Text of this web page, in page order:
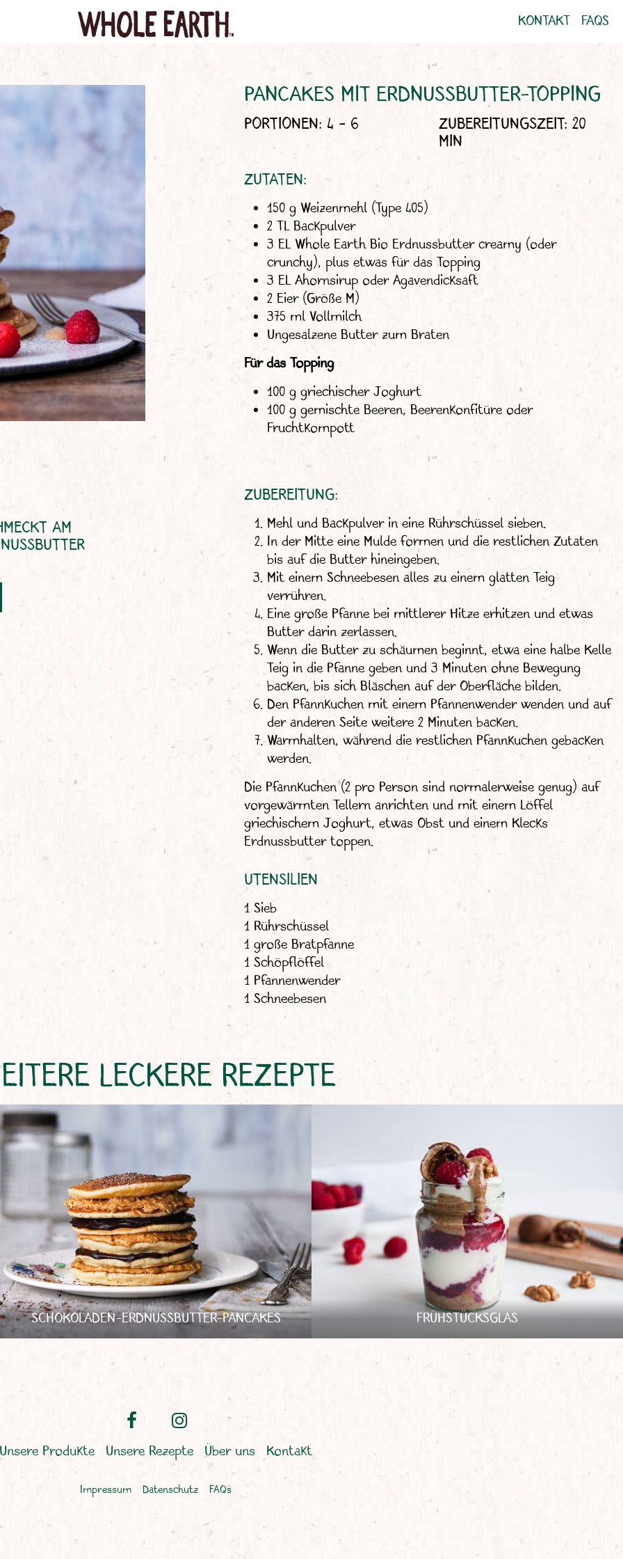
KONTAKT FAQS
AM
PANCAKES MIT ERDNUSSBUTTER-TOPPING
PORTIONEN: 4 - 6 ZUBEREITUNGSZEIT: 20
MIN
ZUTATEN:
150 g Weizenmehl (Type 405)
2 TL Backpulver
3 EL Whole Earth Bio Erdnussbutter creamy (oder
crunchy), plus etwas für das Topping
3 EL Ahornsirup oder Agavendicksaft
2 Eier (Größe M)
375 ml Vollmilch
Ungesalzene Butter zum Braten
Für das Topping
100 g griechischer Joghurt
100 g gemischte Beeren, Beerenkonfitüre oder
Fruchtkompott
ZUBEREITUNG:
Mehl und Backpulver in eine Rührschüssel sieben.
In der Mitte eine Mulde formen und die restlichen Zutaten
bis auf die Butter hineingeben.
Mit einem Schneebesen alles zu einem glatten Teig
verrühren.
Eine große Pfanne bei mittlerer Hitze erhitzen und etwas
Butter darin zerlassen.
Wenn die Butter zu schäumen beginnt, etwa eine halbe Kelle
Teig in die Pfanne geben und 3 Minuten ohne Bewegung
backen, bis sich Bläschen auf der Oberfläche bilden.
Den Pfannkuchen mit einem Pfannenwender wenden und auf
der anderen Seite weitere 2 Minuten backen.
Warmhalten, während die restlichen Pfannkuchen gebacken
werden.
Die Pfannkuchen (2 pro Person sind normalerweise genug) auf
vorgewärmten Tellern anrichten und mit einem Löffel
griechischem Joghurt, etwas Obst und einem Klecks
Erdnussbutter toppen.
UTENSILIEN
1 Sieb
1 Rührschüssel
1 große Bratpfanne
1 Schöpflöffel
1 Pfannenwender
1 Schneebesen
LECKERE REZEPTE
SCHOKOLADEN-ERDNUSSBUTTER-PANCAKES FRÜHSTÜCKSGLAS
Unsere Produkte Unsere Rezepte Über uns Kontakt
Impressum Datenschutz FAQs